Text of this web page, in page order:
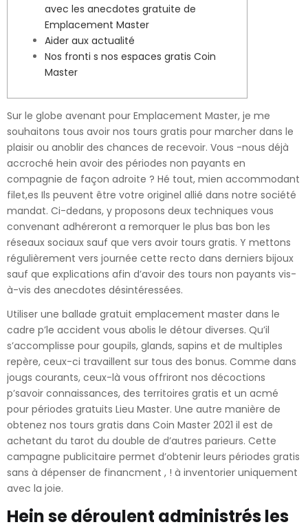
avec les anecdotes gratuite de
Emplacement Master
Aider aux actualité
Nos fronti s nos espaces gratis Coin
Master
Sur le globe avenant pour Emplacement Master, je me
souhaitons tous avoir nos tours gratis pour marcher dans le
plaisir ou anoblir des chances⁢ de recevoir. Vous -nous déjà
accroché hein avoir des périodes non payants en
compagnie de façon adroite ? Hé tout, mien accommodant
filet,es Ils peuvent être votre originel allié dans notre société
mandat. Ci-dedans, y proposons deux techniques vous
convenant adhéreront a remorquer le plus bas bon les
réseaux sociaux sauf que vers avoir tours gratis. Y mettons
régulièrement vers journée cette recto dans derniers bijoux
sauf que explications afin d’avoir des tours non payants vis-
à-vis des anecdotes désintéressées.
Utiliser une ballade gratuit emplacement master dans le
cadre p’le accident vous abolis le détour diverses. Qu’il
s’accomplisse pour goupils, glands, sapins et de multiples
repère, ceux-ci travaillent sur tous des bonus. Comme dans
jougs courants, ceux-là vous offriront nos décoctions
p’savoir connaissances, des territoires gratis et un acmé
pour périodes gratuits Lieu Master. Une autre manière de
obtenez nos tours gratis dans Coin Master 2021 ⁤il est de
achetant du tarot du double⁤ de d’autres parieurs. Cette
campagne publicitaire permet d’obtenir leurs périodes gratis
sans à dépenser de financment , ! à inventorier uniquement
avec la joie.
Hein se déroulent administrés les